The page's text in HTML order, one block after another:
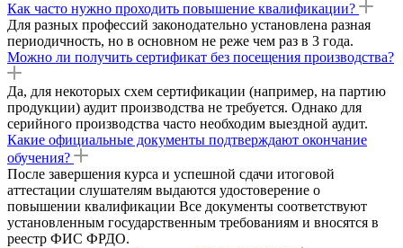
Как часто нужно проходить повышение квалификации?
Для разных профессий законодательно установлена разная
периодичность, но в основном не реже чем раз в 3 года.
Можно ли получить сертификат без посещения производства?
Да, для некоторых схем сертификации (например, на партию
продукции) аудит производства не требуется. Однако для
серийного производства часто необходим выездной аудит.
Какие официальные документы подтверждают окончание
обучения?
После завершения курса и успешной сдачи итоговой
аттестации слушателям выдаются удостоверение о
повышении квалификации Все документы соответствуют
установленным государственным требованиям и вносятся в
реестр ФИС ФРДО.